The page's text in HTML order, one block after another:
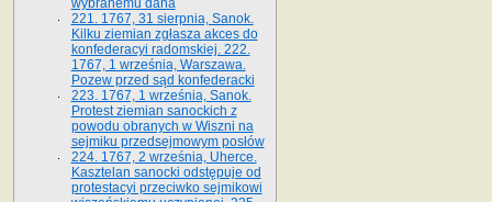
wybranemu dana
221. 1767, 31 sierpnia, Sanok.
Kilku ziemian zgłasza akces do
konfederacyi radomskiej. 222.
1767, 1 września, Warszawa.
Pozew przed sąd konfederacki
223. 1767, 1 września, Sanok.
Protest ziemian sanockich z
powodu obranych w Wiszni na
sejmiku przedsejmo­wym posłów
224. 1767, 2 września, Uherce.
Kasztelan sanocki odstępuje od
protestacyi przeciwko sejmikowi